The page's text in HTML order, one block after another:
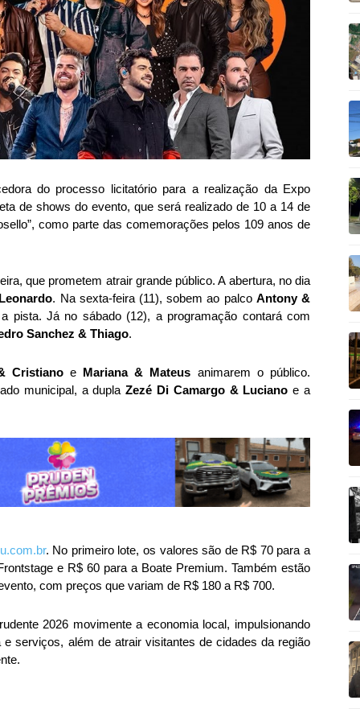
do processo licitatório para a realização da Expo
de shows do evento, que será realizado de 10 a 14 de
como parte das comemorações pelos 109 anos de
que prometem atrair grande público. A abertura, no dia
. Na sexta-feira (11), sobem ao palco Antony &
pista. Já no sábado (12), a programação contará com
Sanchez & Thiago.
Cristianoe Mariana & Mateus animarem o público.
municipal, a duplaZezé Di Camargo & Luciano e a
. No primeiro lote, os valores são de R$ 70 para a
e R$ 60 para a Boate Premium. Também estão
com preços que variam de R$ 180 a R$ 700.
2026 movimente a economia local, impulsionando
serviços, além de atrair visitantes de cidades da região